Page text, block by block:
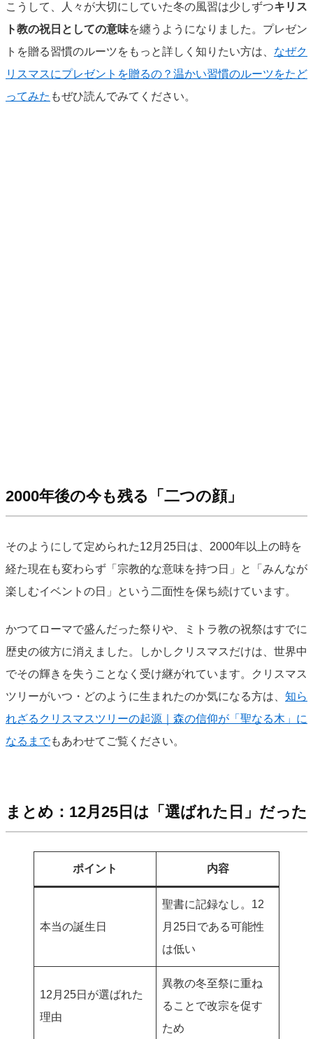
こうして、人々が大切にしていた冬の風習は少しずつキリス
ト教の祝日としての意味を纏うようになりました。プレゼン
トを贈る習慣のルーツをもっと詳しく知りたい方は、 なぜク
リスマスにプレゼントを贈るの？温かい習慣のルーツをたど
ってみた もぜひ読んでみてください。
2000年後の今も残る「二つの顔」
そのようにして定められた12月25日は、2000年以上の時を
経た現在も変わらず「宗教的な意味を持つ日」と「みんなが
楽しむイベントの日」という二面性を保ち続けています。
かつてローマで盛んだった祭りや、ミトラ教の祝祭はすでに
歴史の彼方に消えました。しかしクリスマスだけは、世界中
でその輝きを失うことなく受け継がれています。クリスマス
ツリーがいつ・どのように生まれたのか気になる方は、 知ら
れざるクリスマスツリーの起源｜森の信仰が「聖なる木」に
なるまでもあわせてご覧ください。
まとめ：12月25日は「選ばれた日」だった
ポイント 内容
本当の誕生日
聖書に記録なし。12
月25日である可能性
は低い
12月25日が選ばれた
理由
異教の冬至祭に重ね
ることで改宗を促す
ため